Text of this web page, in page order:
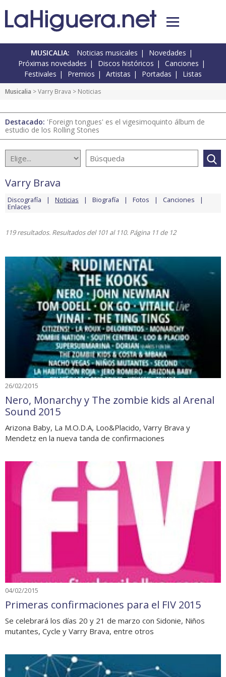
MUSICALIA: Noticias musicales
Novedades
Próximas novedades
Discos históricos
Canciones
Festivales
Premios Artistas Portadas Listas
Musicalia >Varry Brava > Noticias
Destacado: 'Foreign tongues' es el vigesimoquinto álbum de
estudio de los Rolling Stones
Varry Brava
Discografía Noticias Biografía Fotos Canciones
Enlaces
119 resultados. Resultados del 101 al 110. Página 11 de 12
26/02/2015
Nero, Monarchy y The zombie kids al Arenal
Sound 2015
Arizona Baby, La M.O.D.A, Loo&Placido, Varry Brava y
Mendetz en la nueva tanda de confirmaciones
04/02/2015
Primeras confirmaciones para el FIV 2015
Se celebrará los días 20 y 21 de marzo con Sidonie, Niños
mutantes, Cycle y Varry Brava, entre otros